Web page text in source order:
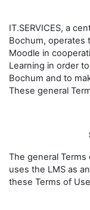
IT.SERVICES, a
Bochum, operates
Moodle in
Learning in order
Bochum and to
These general
The general
uses the LMS as
these Terms of